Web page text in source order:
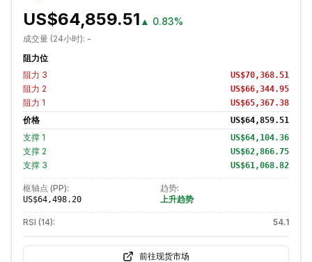
US$64,859.51 ▲ 0.83%
成交量 (24小时): -
阻力位
阻力 3 US$70,368.51
阻力 2 US$66,344.95
阻力 1 US$65,367.38
价格 US$64,859.51
支撑 1 US$64,104.36
支撑 2 US$62,866.75
支撑 3 US$61,068.82
枢轴点 (PP):
US$64,498.20
趋势:
上升趋势
RSI (14): 54.1
前往现货市场